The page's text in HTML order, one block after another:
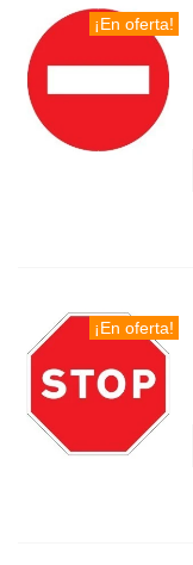
¡En oferta!
¡En oferta!